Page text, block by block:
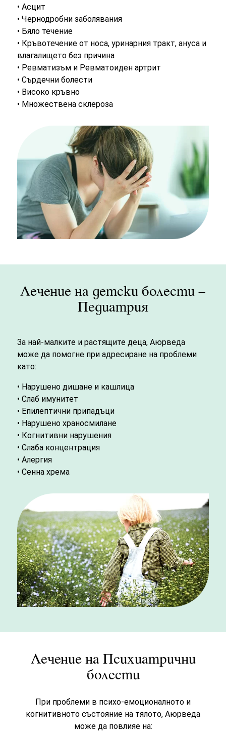
• Асцит
• Чернодробни заболявания
• Бяло течение
• Кръвотечение от носа, уринарния тракт, ануса и
влагалището без причина
• Ревматизъм и Ревматоиден артрит
• Сърдечни болести
• Високо кръвно
• Множествена склероза
Лечение на детски болести –
Педиатрия
За най-малките и растящите деца, Аюрведа
може да помогне при адресиране на проблеми
като:
• Нарушено дишане и кашлица
• Слаб имунитет
• Епилептични припадъци
• Нарушено храносмилане
• Когнитивни нарушения
• Слаба концентрация
• Алергия
• Сенна хрема
Лечение на Психиатрични
болести
При проблеми в психо-емоционалното и
когнитивното състояние на тялото, Аюрведа
може да повлияе на: